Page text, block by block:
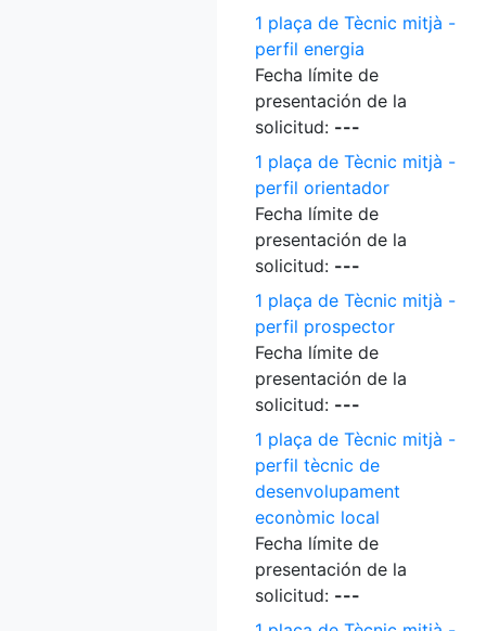
1 plaça de Tècnic mitjà -
perfil energia
Fecha límite de
presentación de la
solicitud: ---
1 plaça de Tècnic mitjà -
perfil orientador
Fecha límite de
presentación de la
solicitud: ---
1 plaça de Tècnic mitjà -
perfil prospector
Fecha límite de
presentación de la
solicitud: ---
1 plaça de Tècnic mitjà -
perfil tècnic de
desenvolupament
econòmic local
Fecha límite de
presentación de la
solicitud: ---